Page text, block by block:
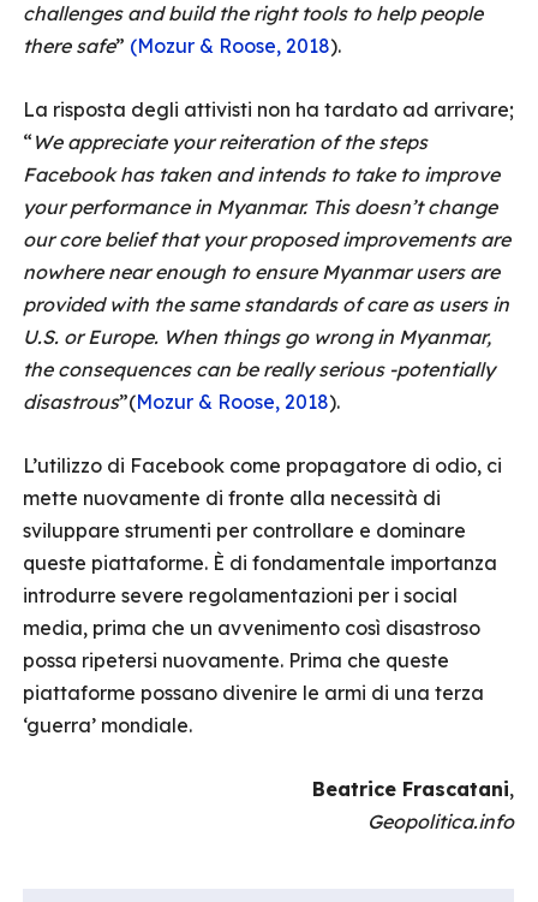
challenges and build the right tools to help people
there safe” (Mozur & Roose, 2018).
La risposta degli attivisti non ha tardato ad arrivare;
“ We appreciate your reiteration of the steps
Facebook has taken and intends to take to improve
your performance in Myanmar. This doesn’t change
our core belief that your proposed improvements are
nowhere near enough to ensure Myanmar users are
provided with the same standards of care as users in
U.S. or Europe. When things go wrong in Myanmar,
the consequences can be really serious -potentially
disastrous”(Mozur & Roose, 2018).
L’utilizzo di Facebook come propagatore di odio, ci
mette nuovamente di fronte alla necessità di
sviluppare strumenti per controllare e dominare
queste piattaforme. È di fondamentale importanza
introdurre severe regolamentazioni per i social
media, prima che un avvenimento così disastroso
possa ripetersi nuovamente. Prima che queste
piattaforme possano divenire le armi di una terza
‘guerra’ mondiale.
Beatrice Frascatani,
Geopolitica.info